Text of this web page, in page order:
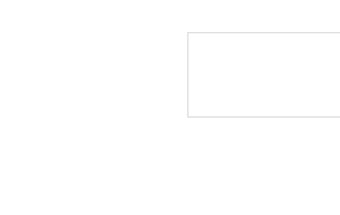
業務案内